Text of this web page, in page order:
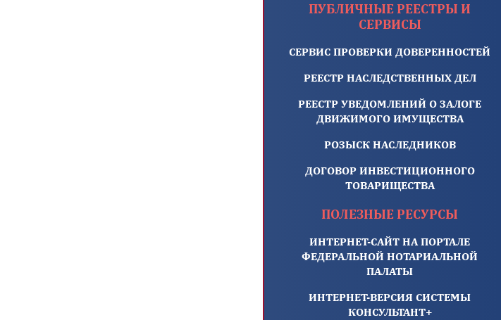
ПУБЛИЧНЫЕ РЕЕСТРЫ И
СЕРВИСЫ
СЕРВИС ПРОВЕРКИ ДОВЕРЕННОСТЕЙ
РЕЕСТР НАСЛЕДСТВЕННЫХ ДЕЛ
РЕЕСТР УВЕДОМЛЕНИЙ О ЗАЛОГЕ
ДВИЖИМОГО ИМУЩЕСТВА
РОЗЫСК НАСЛЕДНИКОВ
ДОГОВОР ИНВЕСТИЦИОННОГО
ТОВАРИЩЕСТВА
ПОЛЕЗНЫЕ РЕСУРСЫ
ИНТЕРНЕТ-САЙТ НА ПОРТАЛЕ
ФЕДЕРАЛЬНОЙ НОТАРИАЛЬНОЙ
ПАЛАТЫ
ИНТЕРНЕТ-ВЕРСИЯ СИСТЕМЫ
КОНСУЛЬТАНТ+